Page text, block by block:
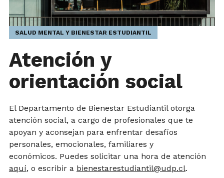
SALUD MENTAL Y BIENESTAR ESTUDIANTIL
Atención y
orientación social
El Departamento de Bienestar Estudiantil otorga
atención social, a cargo de profesionales que te
apoyan y aconsejan para enfrentar desafíos
personales, emocionales, familiares y
económicos. Puedes solicitar una hora de atención
aquí, o escribir a bienestarestudiantil@udp.cl.